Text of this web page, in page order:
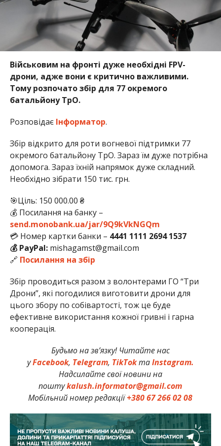
Військовим на фронті дуже необхідні FPV-
дрони, адже вони є критично важливими.
Тому розпочато збір для 77 окремого
батальйону ТрО.
Розповідає Інформатор.
Збір відкрито для роти вогневої підтримки 77
окремого батальйону ТрО. Зараз їм дуже потрібна
допомога. Зараз їхній напрямок дуже складний.
Необхідно зібрати 150 тис. грн.
🎯Ціль: 150 000.00 ₴
💰 Посилання на банку –
send.monobank.ua/jar/9Q9kVkNGQm
💳 Номер картки банки – 4441 1111 2694 1537
💰 PayPal: mishagamst@gmail.com
🔗 Посилання на збір
Збір проводиться разом з волонтерами ГО “Три
Дрони”, які погодилися виготовити дрони для
цього збору по собівартості, тож це буде
ефективне використання кожної гривні і гарна
кооперація.
Будьмо на зв’язку! Читайте нас
уFacebook, Telegram, TikTokтаInstagram.
Надсилайте свої новини на
поштуkalush.informator@gmail.com
Мобільний номер редакції+380 67 266 02 08